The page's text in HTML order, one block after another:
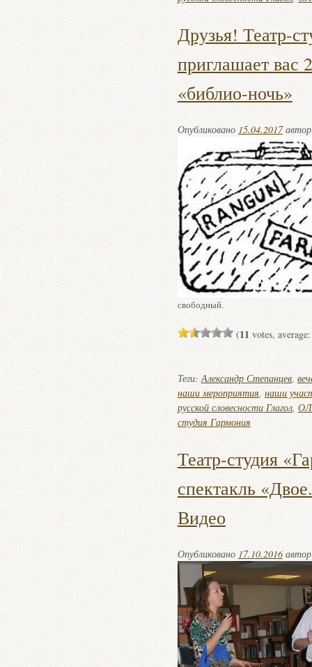
Друзья! Театр-
приглашает вас
«библио-ночь»
Опубликовано 15.04.2017
свободный.
(11 votes,
Теги:Александр Степанцев,
наши мероприятия, наши
русской словесности Глагол,
студия Гармония
Театр-студия
спектакль
Видео
Опубликовано 17.10.2016